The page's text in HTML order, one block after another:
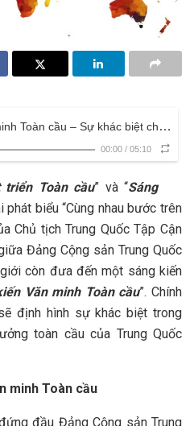
Sáng kiến Văn minh Toàn cầu – Sự khác biệt chiến lược của Trung Quốc
00:00 / 05:10
triển Toàn cầu” và “Sáng
phát biểu “Cùng nhau bước trên
Chủ tịch Trung Quốc Tập Cận
Đảng Cộng sản Trung Quốc
còn đưa đến một sáng kiến
Văn minh Toàn cầu”. Chính
định hình sự khác biệt trong
toàn cầu của Trung Quốc
minh Toàn cầu
đầu Đảng Cộng sản Trung